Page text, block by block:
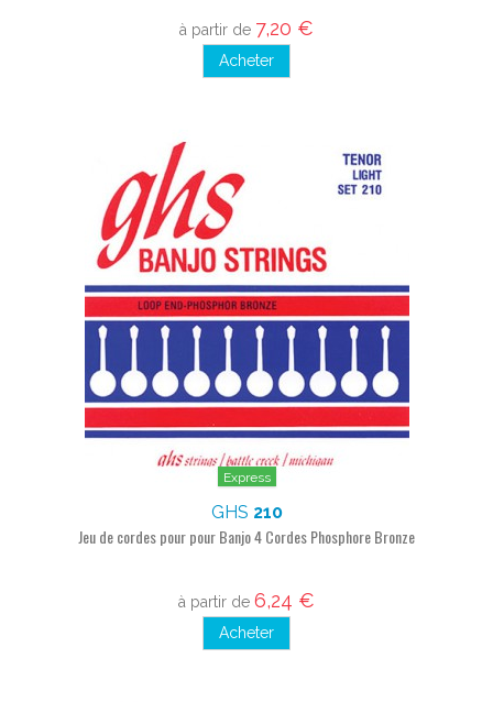
à partir de 7,20 €
Acheter
Express
GHS 210
Jeu de cordes pour pour Banjo 4 Cordes Phosphore Bronze
à partir de 6,24 €
Acheter